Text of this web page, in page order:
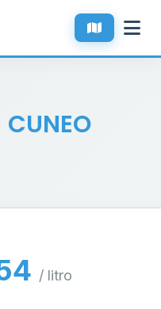
/ litro